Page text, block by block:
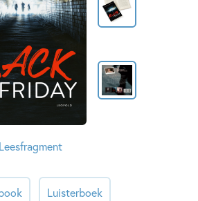
Leesfragment
Luisterboek